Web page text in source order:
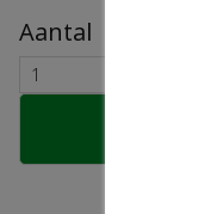
Aantal